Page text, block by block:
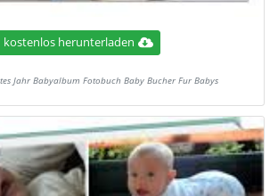
kostenlos herunterladen
Jahr Babyalbum Fotobuch Baby Bucher Fur Babys